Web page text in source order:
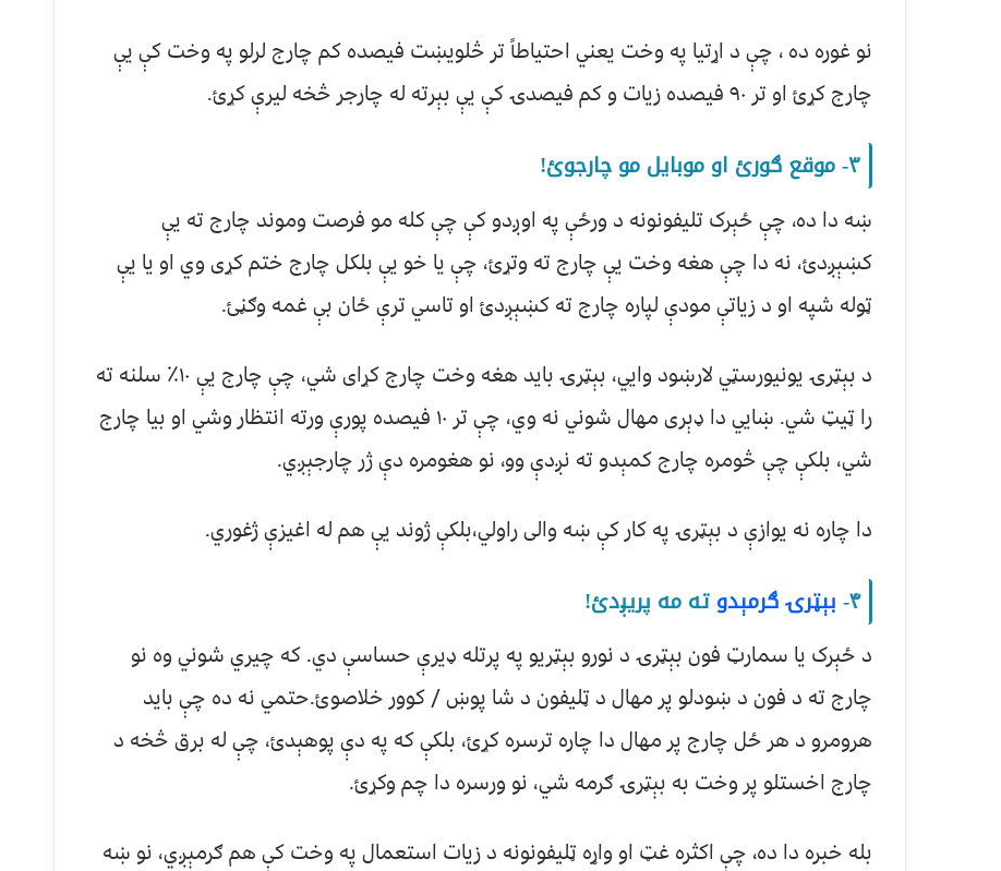
نو غوره ده ، چې د اړتیا په وخت یعني احتیاطاً تر څلویښت فیصده کم چارج لرلو په وخت کې يې
چارج کړئ او تر ۹۰ فیصده زیات و کم فیصدۍ کې یې بېرته له چارجر څخه لیرې کړئ.
۳- موقع ګورئ او موبایل مو چارجوئ!
ښه دا ده، چې ځېرک تلیفونونه د ورځې په اوږدو کې چې کله مو فرصت وموند چارج ته یې
کښېږدئ، نه دا چې هغه وخت یې چارج ته وتړئ، چې یا خو یې بلکل چارج ختم کړی وي او یا یې
ټوله شپه او د زیاتې مودې لپاره چارج ته کښېږدئ او تاسي ترې ځان بې غمه وګڼئ.
د بېټرۍ یونیورسټي لارښود وايي، بېټرۍ باید هغه وخت چارج کړای شي، چې چارج یې ۱۰٪ سلنه ته
را ټيټ شي. ښايي دا ډېری مهال شوني نه وي، چې تر ۱۰ فیصده پورې ورته انتظار وشي او بیا چارج
شي، بلکې چې څومره چارج کمېدو ته نږدې وو، نو هغومره دې ژر چارجېږي.
دا چاره نه یوازې د بېټرۍ په کار کې ښه والی راولي،بلکې ژوند یې هم له اغیزې ژغوري.
۴- بېټرۍ ګرمېدوته مه پریږدئ!
د ځېرک یا سمارټ فون بېټرۍ د نورو بېټریو په پرتله ډيرې حساسې دي. که چیري شوني وه نو
چارج ته د فون د ښودلو پر مهال د ټلیفون د شا پوښ / کوور خلاصوئ.حتمي نه ده چې باید
هرومرو د هر ځل چارج پر مهال دا چاره ترسره کړئ، بلکې که په دې پوهېدئ، چې له برق څخه د
چارج اخستلو پر وخت به بېټرۍ ګرمه شي، نو ورسره دا چم وکړئ.
بله خبره دا ده، چې اکثره غټ او واړه ټلیفونونه د زیات استعمال په وخت کې هم ګرمېږي، نو ښه